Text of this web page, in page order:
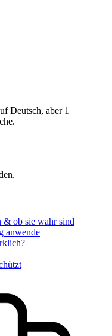
Deutsch, aber 1
& ob sie wahr sind
anwende